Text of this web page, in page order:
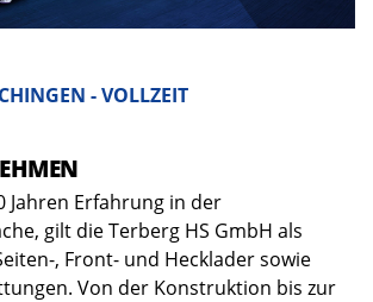
- VOLLZEIT
Jahren Erfahrung in der
gilt die Terberg HS GmbH als
, Front- und Hecklader sowie
Von der Konstruktion bis zur